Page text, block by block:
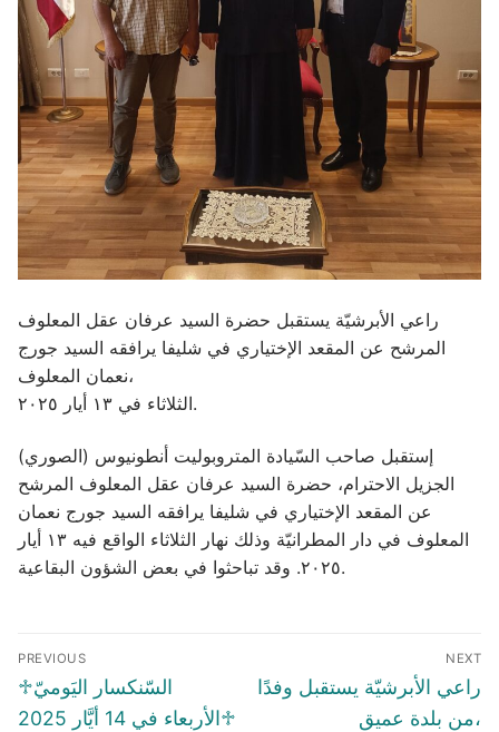
راعي الأبرشيّة يستقبل حضرة السيد عرفان عقل المعلوف
المرشح عن المقعد الإختياري في شليفا يرافقه السيد جورج
نعمان المعلوف،
الثلاثاء في ١٣ أيار ٢٠٢٥.
إستقبل صاحب السّيادة المتروبوليت أنطونيوس (الصوري)
الجزيل الاحترام، حضرة السيد عرفان عقل المعلوف المرشح
عن المقعد الإختياري في شليفا يرافقه السيد جورج نعمان
المعلوف في دار المطرانيّة وذلك نهار الثلاثاء الواقع فيه ١٣ أيار
٢٠٢٥. وقد تباحثوا في بعض الشؤون البقاعية.
Post
navigation
PREVIOUS
Previous
post:
♱السّنكسار اليَوميّ
♱الأربعاء في 14 أيَّار 2025
NEXT
Next
راعي الأبرشيّة يستقبل وفدًا
من بلدة عميق،